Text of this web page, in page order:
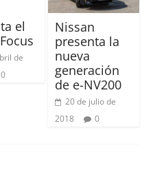
el
de
0
Nissan
presenta la
nueva
generación
de e-NV200
20 de julio de
2018
0